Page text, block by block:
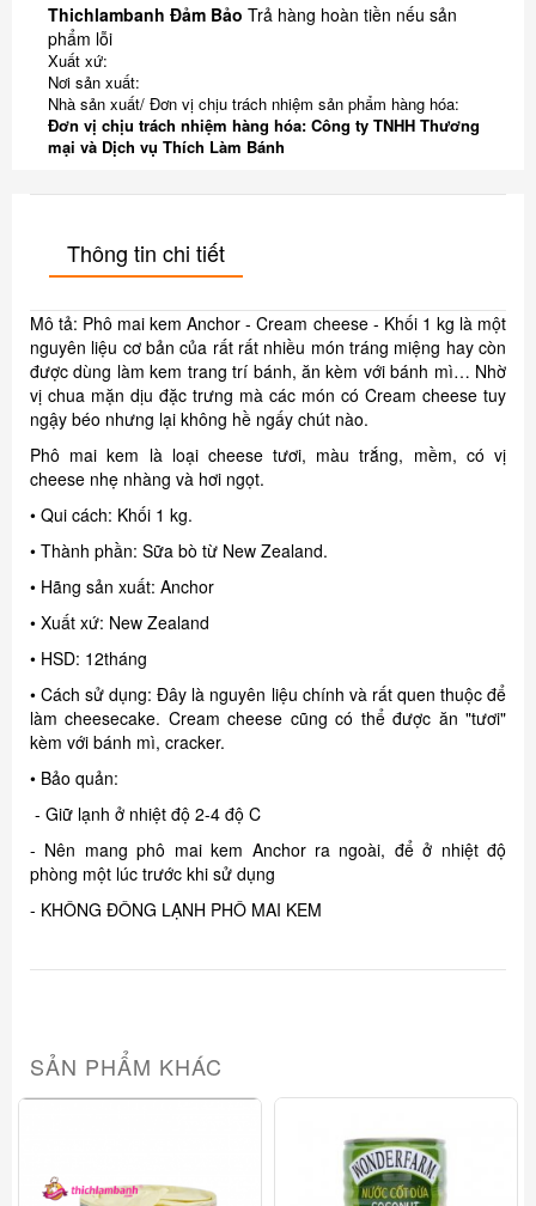
Thichlambanh Đảm Bảo Trả hàng hoàn tiền nếu sản
phẩm lỗi
Xuất xứ:
Nơi sản xuất:
Nhà sản xuất/ Đơn vị chịu trách nhiệm sản phẩm hàng hóa:
Đơn vị chịu trách nhiệm hàng hóa: Công ty TNHH Thương
mại và Dịch vụ Thích Làm Bánh
Thông tin chi tiết
Mô tả: Phô mai kem Anchor - Cream cheese - Khối 1 kg là một
nguyên liệu cơ bản của rất rất nhiều món tráng miệng hay còn
được dùng làm kem trang trí bánh, ăn kèm với bánh mì… Nhờ
vị chua mặn dịu đặc trưng mà các món có Cream cheese tuy
ngậy béo nhưng lại không hề ngấy chút nào.
Phô mai kem là loại cheese tươi, màu trắng, mềm, có vị
cheese nhẹ nhàng và hơi ngọt.
• Qui cách: Khối 1 kg.
• Thành phần: Sữa bò từ New Zealand.
• Hãng sản xuất: Anchor
• Xuất xứ: New Zealand
• HSD: 12tháng
• Cách sử dụng: Đây là nguyên liệu chính và rất quen thuộc để
làm cheesecake. Cream cheese cũng có thể được ăn "tươi"
kèm với bánh mì, cracker.
• Bảo quản:
- Giữ lạnh ở nhiệt độ 2-4 độ C
- Nên mang phô mai kem Anchor ra ngoài, để ở nhiệt độ
phòng một lúc trước khi sử dụng
- KHÔNG ĐÔNG LẠNH PHÔ MAI KEM
SẢN PHẨM KHÁC